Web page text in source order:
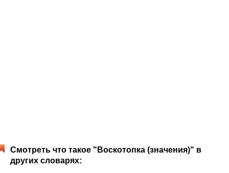
Смотреть что такое "Воскотопка (значения)" в
других словарях: